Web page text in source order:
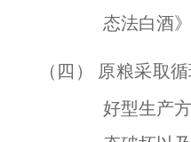
态法白酒
（四） 原粮采取
好型生产